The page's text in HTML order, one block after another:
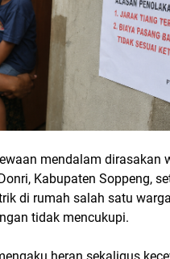
mendalam dirasakan
Kabupaten Soppeng,
di rumah salah satu
tidak mencukupi.